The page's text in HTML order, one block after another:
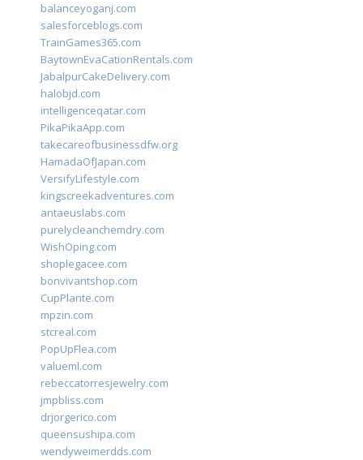
balanceyoganj.com
salesforceblogs.com
TrainGames365.com
BaytownEvaCationRentals.com
JabalpurCakeDelivery.com
halobjd.com
intelligenceqatar.com
PikaPikaApp.com
takecareofbusinessdfw.org
HamadaOfJapan.com
VersifyLifestyle.com
kingscreekadventures.com
antaeuslabs.com
purelycleanchemdry.com
WishOping.com
shoplegacee.com
bonvivantshop.com
CupPlante.com
mpzin.com
stcreal.com
PopUpFlea.com
valueml.com
rebeccatorresjewelry.com
jmpbliss.com
drjorgerico.com
queensushipa.com
wendyweimerdds.com